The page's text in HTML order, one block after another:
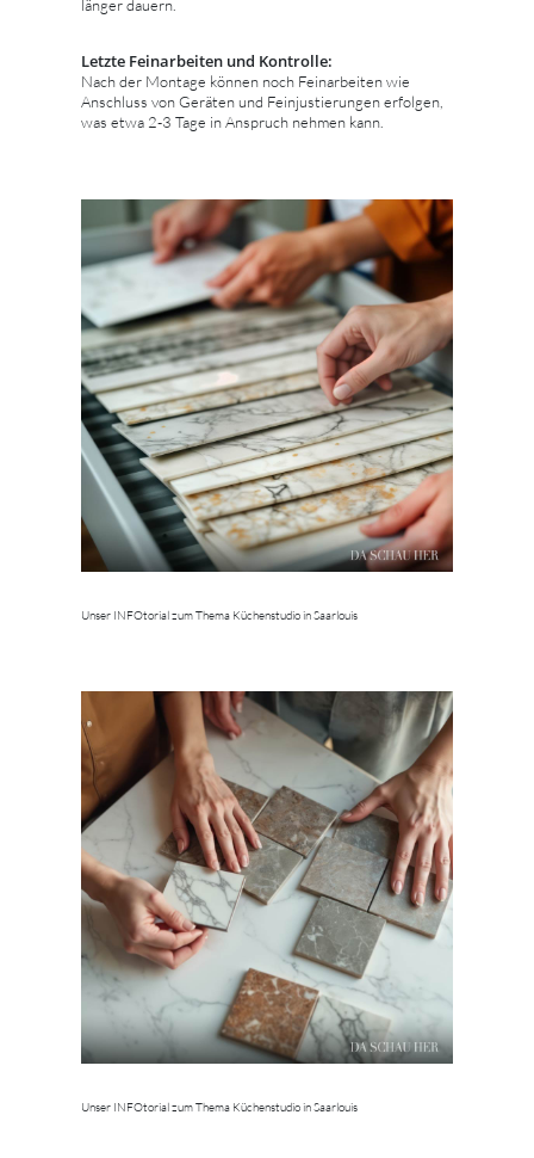
länger dauern.
Letzte Feinarbeiten und Kontrolle:
Nach der Montage können noch Feinarbeiten wie
Anschluss von Geräten und Feinjustierungen erfolgen,
was etwa 2-3 Tage in Anspruch nehmen kann.
Unser INFOtorial zum Thema Küchenstudio in Saarlouis
Unser INFOtorial zum Thema Küchenstudio in Saarlouis